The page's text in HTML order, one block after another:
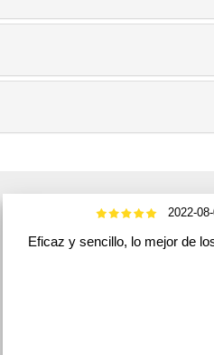
2022-
Eficaz y sencillo, lo mejor de